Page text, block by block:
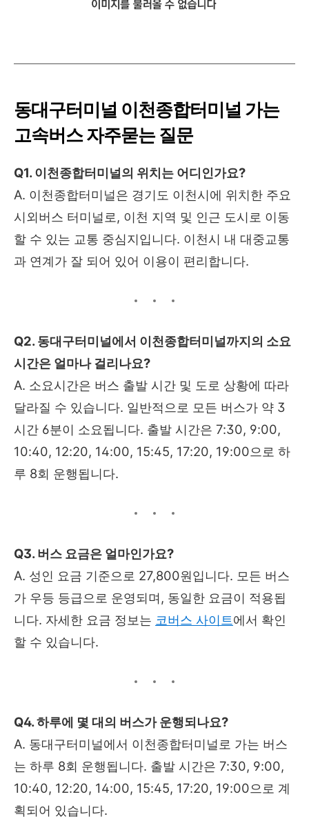
동대구터미널 이천종합터미널 가는
고속버스 자주묻는 질문
Q1. 이천종합터미널의 위치는 어디인가요?
A. 이천종합터미널은 경기도 이천시에 위치한 주요
시외버스 터미널로, 이천 지역 및 인근 도시로 이동
할 수 있는 교통 중심지입니다. 이천시 내 대중교통
과 연계가 잘 되어 있어 이용이 편리합니다.
Q2. 동대구터미널에서 이천종합터미널까지의 소요
시간은 얼마나 걸리나요?
A. 소요시간은 버스 출발 시간 및 도로 상황에 따라
달라질 수 있습니다. 일반적으로 모든 버스가 약 3
시간 6분이 소요됩니다. 출발 시간은 7:30, 9:00,
10:40, 12:20, 14:00, 15:45, 17:20, 19:00으로 하
루 8회 운행됩니다.
Q3. 버스 요금은 얼마인가요?
A. 성인 요금 기준으로 27,800원입니다. 모든 버스
가 우등 등급으로 운영되며, 동일한 요금이 적용됩
니다. 자세한 요금 정보는 코버스 사이트에서 확인
할 수 있습니다.
Q4. 하루에 몇 대의 버스가 운행되나요?
A. 동대구터미널에서 이천종합터미널로 가는 버스
는 하루 8회 운행됩니다. 출발 시간은 7:30, 9:00,
10:40, 12:20, 14:00, 15:45, 17:20, 19:00으로 계
획되어 있습니다.